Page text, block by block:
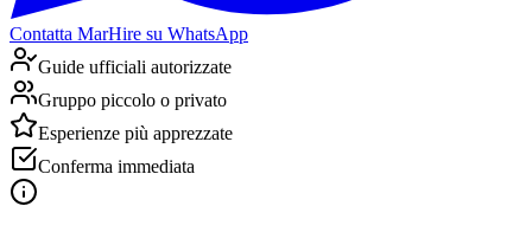
Contatta MarHire su WhatsApp
Guide ufficiali autorizzate
Gruppo piccolo o privato
Esperienze più apprezzate
Conferma immediata